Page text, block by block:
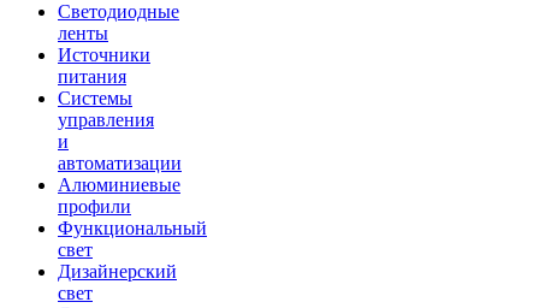
Светодиодные
ленты
Источники
питания
Системы
управления
и
автоматизации
Алюминиевые
профили
Функциональный
свет
Дизайнерский
свет